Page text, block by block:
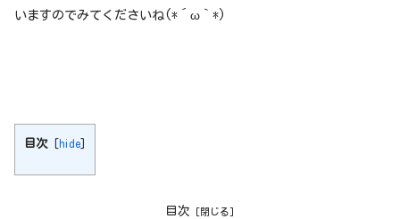
いますのでみてくださいね(*´ω｀*)
目次 [hide]
目次